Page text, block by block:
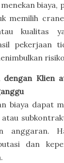
biaya,
memilih
kualitas
pekerjaan
dengan Klien
biaya dapat
anggaran.
dan